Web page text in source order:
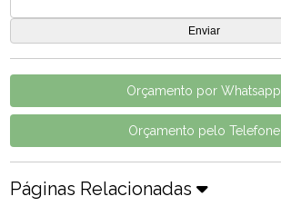
Orçamento por Whatsapp
Orçamento pelo Telefone
Páginas Relacionadas